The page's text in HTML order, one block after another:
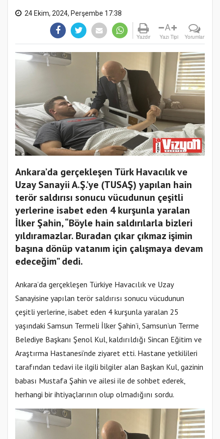
24 Ekim, 2024, Perşembe 17:38
Yazdır
A
Yazı Tipi Yorumlar
Ankara’da gerçekleşen Türk Havacılık ve
Uzay Sanayii A.Ş.’ye (TUSAŞ) yapılan hain
terör saldırısı sonucu vücudunun çeşitli
yerlerine isabet eden 4 kurşunla yaralan
İlker Şahin, “Böyle hain saldırılarla bizleri
yıldıramazlar. Buradan çıkar çıkmaz işimin
başına dönüp vatanım için çalışmaya devam
edeceğim” dedi.
Ankara’da gerçekleşen Türkiye Havacılık ve Uzay
Sanayisine yapılan terör saldırısı sonucu vücudunun
çeşitli yerlerine, isabet eden 4 kurşunla yaralan 25
yaşındaki Samsun Termeli İlker Şahin’i, Samsun’un Terme
Belediye Başkanı Şenol Kul, kaldırıldığı Sincan Eğitim ve
Araştırma Hastanesi’nde ziyaret etti. Hastane yetkilileri
tarafından tedavi ile ilgili bilgiler alan Başkan Kul, gazinin
babası Mustafa Şahin ve ailesi ile de sohbet ederek,
herhangi bir ihtiyaçlarının olup olmadığını sordu.